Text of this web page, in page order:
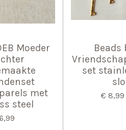
Moeder
met
steel
Beads
set
€ 8,99